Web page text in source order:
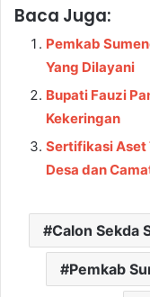
Baca Juga:
Pemkab
Yang Dilayani
Bupati Fauzi
Kekeringan
Sertifikasi Aset
Desa dan
Calon Sekda
Pemkab